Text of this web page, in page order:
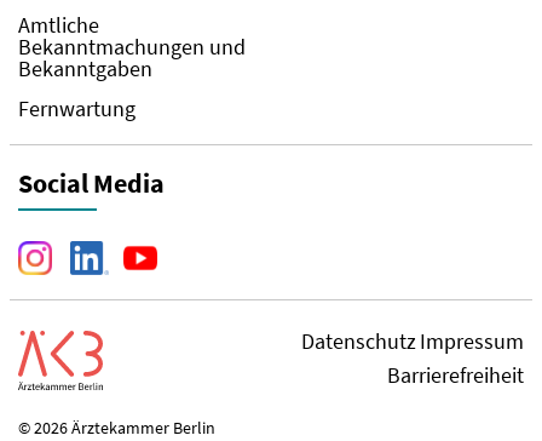
Amtliche
Bekanntmachungen und
Bekanntgaben
Fernwartung
Social Media
DatenschutzImpressum
Barrierefreiheit
© 2026 Ärztekammer Berlin